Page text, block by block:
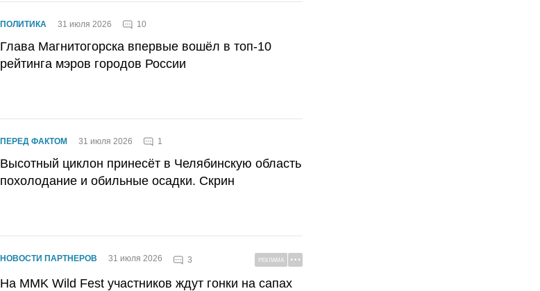
ПОЛИТИКА 31 июля 2026 10
Глава Магнитогорска впервые вошёл в топ-10
рейтинга мэров городов России
ПЕРЕД ФАКТОМ 31 июля 2026 1
Высотный циклон принесёт в Челябинскую область
похолодание и обильные осадки. Скрин
НОВОСТИ ПАРТНЕРОВ 31 июля 2026 3 РЕКЛАМА
На MMK Wild Fest участников ждут гонки на сапах